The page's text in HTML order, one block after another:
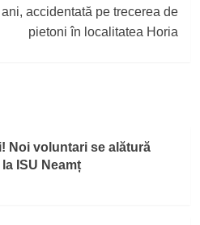
accidentată pe trecerea de
pietoni în localitatea Horia
Noi voluntari se alătură
ISU Neamț